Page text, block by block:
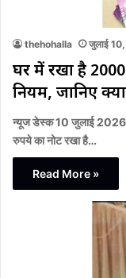
thehohalla जुलाई
घर में रखा है
नियम, जानिए
न्यूज डेस्क 10 जुलाई
रुपये का नोट रखा है…
Read More »